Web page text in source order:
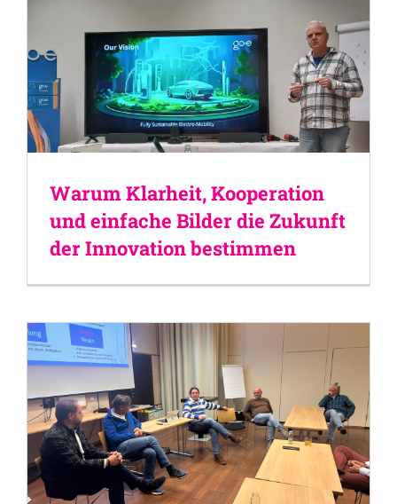
Warum Klarheit, Kooperation
und einfache Bilder die Zukunft
der Innovation bestimmen